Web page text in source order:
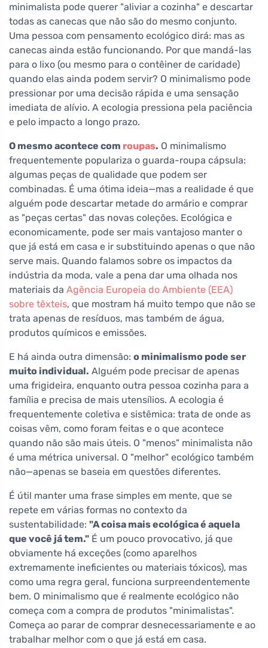
minimalista pode querer "aliviar a cozinha" e descartar
todas as canecas que não são do mesmo conjunto.
Uma pessoa com pensamento ecológico dirá: mas as
canecas ainda estão funcionando. Por que mandá-las
para o lixo (ou mesmo para o contêiner de caridade)
quando elas ainda podem servir? O minimalismo pode
pressionar por uma decisão rápida e uma sensação
imediata de alívio. A ecologia pressiona pela paciência
e pelo impacto a longo prazo.
O mesmo acontece com roupas. O minimalismo
frequentemente populariza o guarda-roupa cápsula:
algumas peças de qualidade que podem ser
combinadas. É uma ótima ideia—mas a realidade é que
alguém pode descartar metade do armário e comprar
as "peças certas" das novas coleções. Ecológica e
economicamente, pode ser mais vantajoso manter o
que já está em casa e ir substituindo apenas o que não
serve mais. Quando falamos sobre os impactos da
indústria da moda, vale a pena dar uma olhada nos
materiais da Agência Europeia do Ambiente (EEA)
sobre têxteis, que mostram há muito tempo que não se
trata apenas de resíduos, mas também de água,
produtos químicos e emissões.
E há ainda outra dimensão: o minimalismo pode ser
muito individual. Alguém pode precisar de apenas
uma frigideira, enquanto outra pessoa cozinha para a
família e precisa de mais utensílios. A ecologia é
frequentemente coletiva e sistêmica: trata de onde as
coisas vêm, como foram feitas e o que acontece
quando não são mais úteis. O "menos" minimalista não
é uma métrica universal. O "melhor" ecológico também
não—apenas se baseia em questões diferentes.
É útil manter uma frase simples em mente, que se
repete em várias formas no contexto da
sustentabilidade: "A coisa mais ecológica é aquela
que você já tem." É um pouco provocativo, já que
obviamente há exceções (como aparelhos
extremamente ineficientes ou materiais tóxicos), mas
como uma regra geral, funciona surpreendentemente
bem. O minimalismo que é realmente ecológico não
começa com a compra de produtos "minimalistas".
Começa ao parar de comprar desnecessariamente e ao
trabalhar melhor com o que já está em casa.